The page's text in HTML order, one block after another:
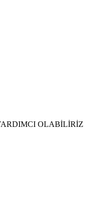
OLABİLİRİZ